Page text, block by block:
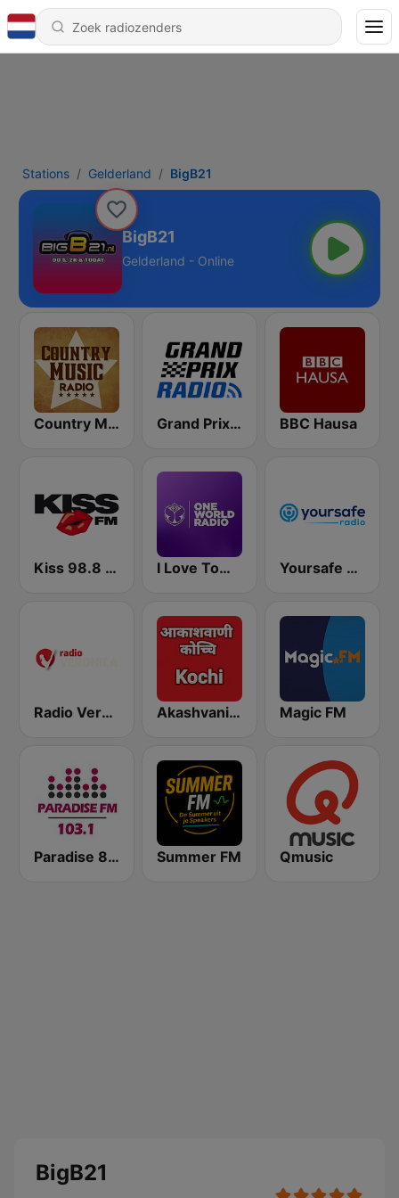
Stations Gelderland BigB21
BigB21
Gelderland - Online
Country Music Radio - 90's Country Grand Prix Radio BE BBC Hausa
Kiss 98.8 FM I Love Tomorrowland One World Radio Yoursafe Radio
Radio Veronica Akashvani Kochi FM 102.3 Magic FM
Paradise 80’s & 90’s Summer FM Qmusic
BigB21